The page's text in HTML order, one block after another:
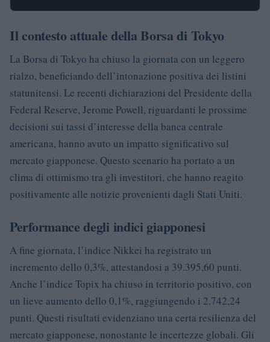
Il contesto attuale della Borsa di Tokyo
La Borsa di Tokyo ha chiuso la giornata con un leggero
rialzo, beneficiando dell’intonazione positiva dei listini
statunitensi. Le recenti dichiarazioni del Presidente della
Federal Reserve, Jerome Powell, riguardanti le prossime
decisioni sui tassi d’interesse della banca centrale
americana, hanno avuto un impatto significativo sul
mercato giapponese. Questo scenario ha portato a un
clima di ottimismo tra gli investitori, che hanno reagito
positivamente alle notizie provenienti dagli Stati Uniti.
Performance degli indici giapponesi
A fine giornata, l’indice Nikkei ha registrato un
incremento dello 0,3%, attestandosi a 39.395,60 punti.
Anche l’indice Topix ha chiuso in territorio positivo, con
un lieve aumento dello 0,1%, raggiungendo i 2.742,24
punti. Questi risultati evidenziano una certa resilienza del
mercato giapponese, nonostante le incertezze globali. Gli